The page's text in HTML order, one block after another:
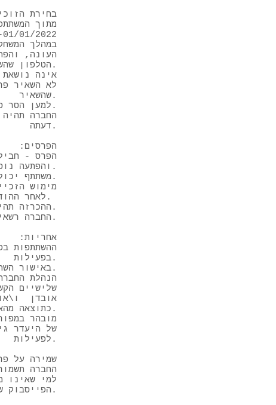
בחירת
מתוך
במהלך
העונה,
הטלפון שהשאיר.
לא השאיר
שהשאיר.
למען הסר ספק מובהר בזאת כי פעילות זאת איננה הגרלה.
החברה
דעתה.
הפרסים:
הפרס -
והפתעה נוספת למטבח.
משתתף יכול ליהנות מזכייה אחת בלבד.
מימוש
לאחר ההודעה על זכייתם.
ההכרזה תהיה לאחר הזכייה, הזוכה יקבל הודעה פרטית או שיחה לנייד.
החברה רשאית לשנות את תנאי הפעילות ואת בחירת הזוכים לפי שיקול דעתה.
אחריות:
ההשתתפות
בפעילות.
באישור השתתפותו בפעילות, המשתתף מצהיר כי הינו בן 16 שנים לפחות.
הנהלת
שלישיים
אובדן
כתוצאה מהאמור.
מובהר
של היעדר
לפעילות.
שמירה על
החברה
למי שאינו
הפייסבוק של החברה.